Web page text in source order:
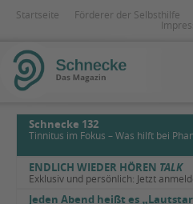
Startseite Förderer der Selbsthilfe
Schnecke 132
Tinnitus im Fokus – Was hilft bei
ENDLICH WIEDER HÖREN TALK
Exklusiv und persönlich: Jetzt
Jeden Abend heißt es „